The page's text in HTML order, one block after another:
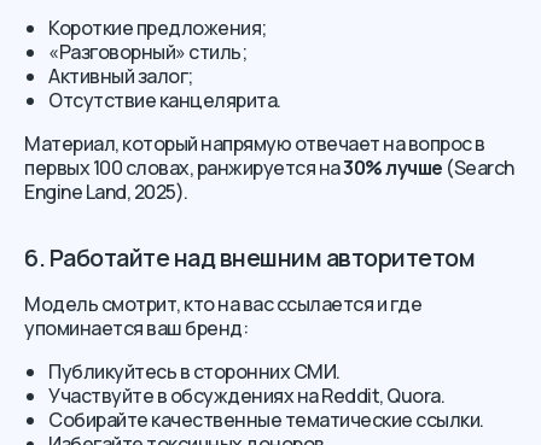
Короткие предложения;
«Разговорный» стиль;
Активный залог;
Отсутствие канцелярита.
Материал, который напрямую отвечает на вопрос в
первых 100 словах, ранжируется на30% лучше (Search
Engine Land, 2025).
6. Работайте над внешним авторитетом
Модель смотрит, кто на вас ссылается и где
упоминается ваш бренд:
Публикуйтесь в сторонних СМИ.
Участвуйте в обсуждениях на Reddit, Quora.
Собирайте качественные тематические ссылки.